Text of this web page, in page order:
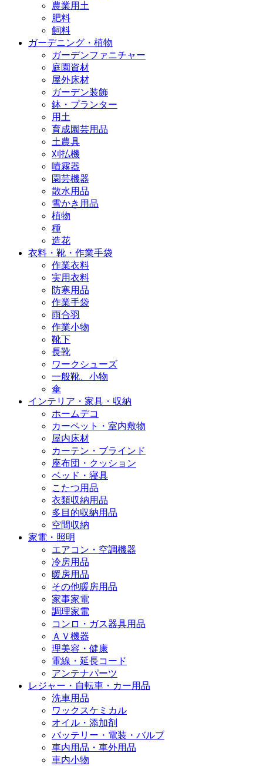
農業用土
肥料
飼料
ガーデニング・植物
ガーデンファニチャー
庭園資材
屋外床材
ガーデン装飾
鉢・プランター
用土
育成園芸用品
土農具
刈払機
噴霧器
園芸機器
散水用品
雪かき用品
植物
種
造花
衣料・靴・作業手袋
作業衣料
実用衣料
防寒用品
作業手袋
雨合羽
作業小物
靴下
長靴
ワークシューズ
一般靴、小物
傘
インテリア・家具・収納
ホームデコ
カーペット・室内敷物
屋内床材
カーテン・ブラインド
座布団・クッション
ベッド・寝具
こたつ用品
衣類収納用品
多目的収納用品
空間収納
家電・照明
エアコン・空調機器
冷房用品
暖房用品
その他暖房用品
家事家電
調理家電
コンロ・ガス器具用品
ＡＶ機器
理美容・健康
電線・延長コード
アンテナパーツ
レジャー・自転車・カー用品
洗車用品
ワックスケミカル
オイル・添加剤
バッテリー・電装・バルブ
車内用品・車外用品
車内小物